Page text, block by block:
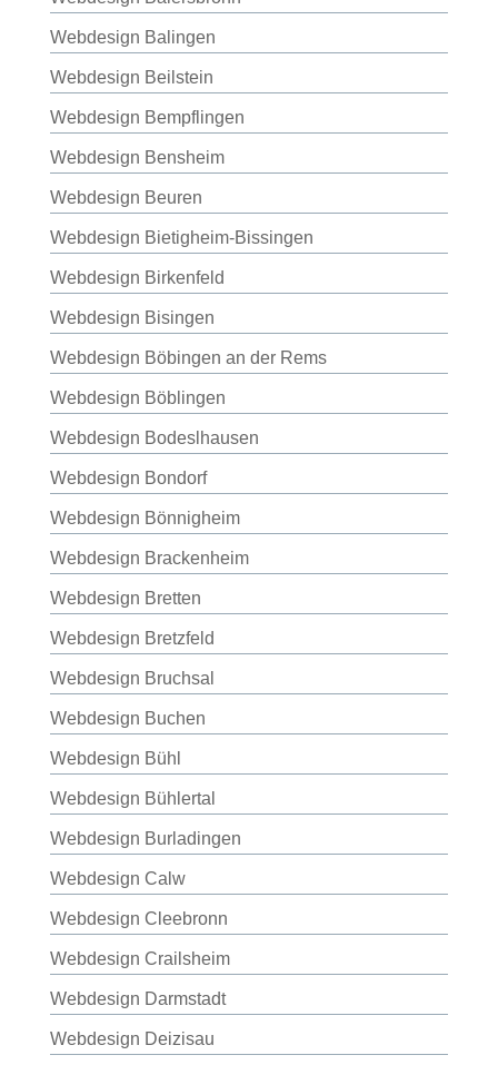
Webdesign Balingen
Webdesign Beilstein
Webdesign Bempflingen
Webdesign Bensheim
Webdesign Beuren
Webdesign Bietigheim-Bissingen
Webdesign Birkenfeld
Webdesign Bisingen
Webdesign Böbingen an der Rems
Webdesign Böblingen
Webdesign Bodeslhausen
Webdesign Bondorf
Webdesign Bönnigheim
Webdesign Brackenheim
Webdesign Bretten
Webdesign Bretzfeld
Webdesign Bruchsal
Webdesign Buchen
Webdesign Bühl
Webdesign Bühlertal
Webdesign Burladingen
Webdesign Calw
Webdesign Cleebronn
Webdesign Crailsheim
Webdesign Darmstadt
Webdesign Deizisau